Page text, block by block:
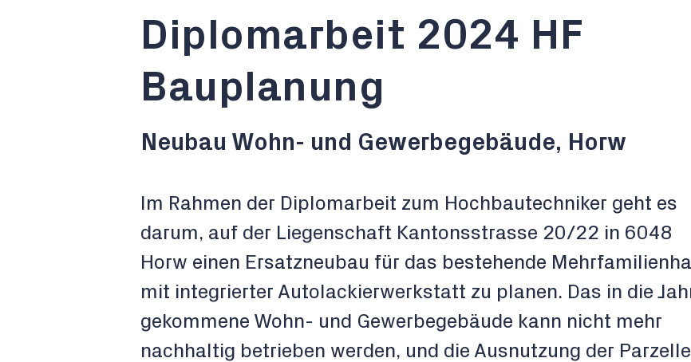
Diplomarbeit 2024 HF
Bauplanung
Neubau Wohn- und Gewerbegebäude, Horw
Im Rahmen der Diplomarbeit zum Hochbautechniker geht es
darum, auf der Liegenschaft Kantonsstrasse 20/22 in 6048
Horw einen Ersatzneubau für das bestehende
mit integrierter Autolackierwerkstatt zu planen. Das in die
gekommene Wohn- und Gewerbegebäude kann nicht mehr
nachhaltig betrieben werden, und die Ausnutzung der Parzelle